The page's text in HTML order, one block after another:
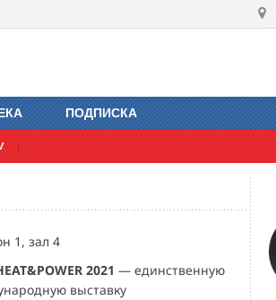
ПОДПИСКА
1, зал 4
2021 — единственную
выставку